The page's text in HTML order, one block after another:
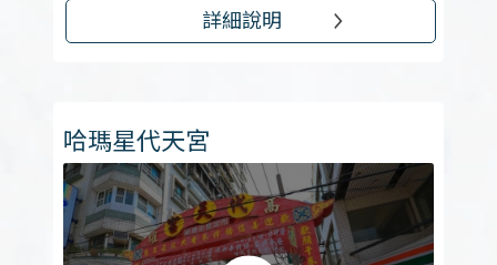
詳細說明
哈瑪星代天宮